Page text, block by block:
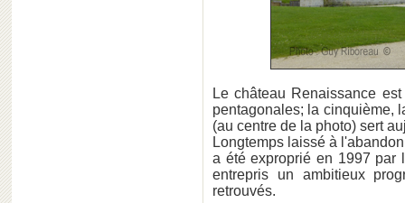
Le château Renaissance
pentagonales; la cinquième,
(au centre de la photo) sert
Longtemps laissé à
a été exproprié en 1997 par
entrepris un ambitieux
retrouvés.